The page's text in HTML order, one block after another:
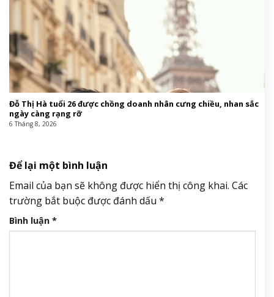
Đang chơi pickleball, người phụ nữ bất ngờ nhồi máu cơ tim
6 Tháng 8, 2026